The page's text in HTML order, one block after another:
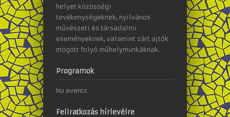
helyet közösségi
tevékenységeknek, nyilvános
művészeti és társadalmi
eseményeknek, valamint zárt ajtók
mögött folyó műhelymunkáknak.
Programok
No events
Feliratkozás hírlevélre